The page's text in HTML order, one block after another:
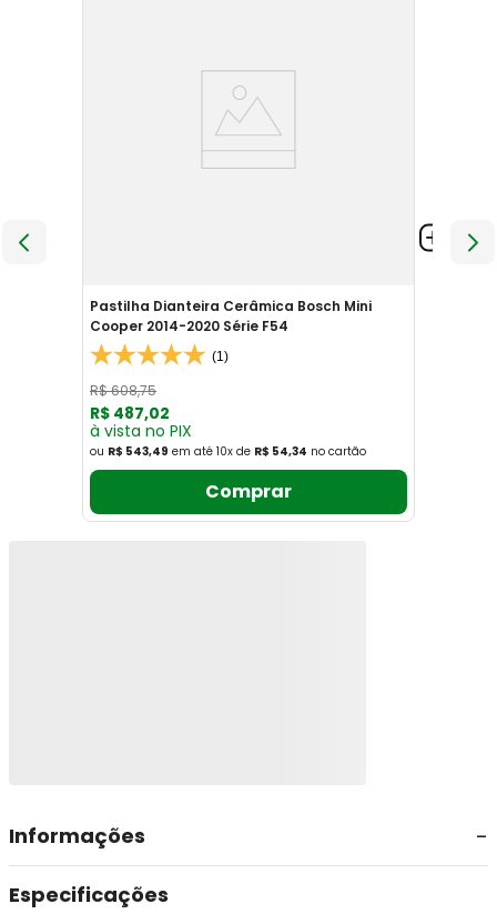
Pastilha Dianteira Cerâmica Bosch Mini
Cooper 2014-2020 Série F54
(1)
R$608,75
R$ 487,02
à vista no PIX
ou R$ 543,49 em até 10x de R$ 54,34 no cartão
Comprar
Informações
Especificações